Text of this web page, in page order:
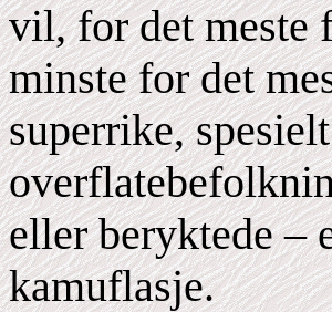
vil, for det meste
minste for det
superrike,
eller beryktede –
kamuflasje.